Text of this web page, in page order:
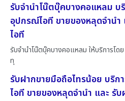
รับจำนำโน๊ตบุ๊คบางคอแหลม บ
อุปกรณ์ไอที ขายของหลุดจำน
ไอที
รับจำนำโน๊ตบุ๊คบางคอแหลม ให้บริการโด
ทุ
รับฝากขายมือถือไทรน้อย บริก
ไอที ขายของหลุดจำนำ และ รั